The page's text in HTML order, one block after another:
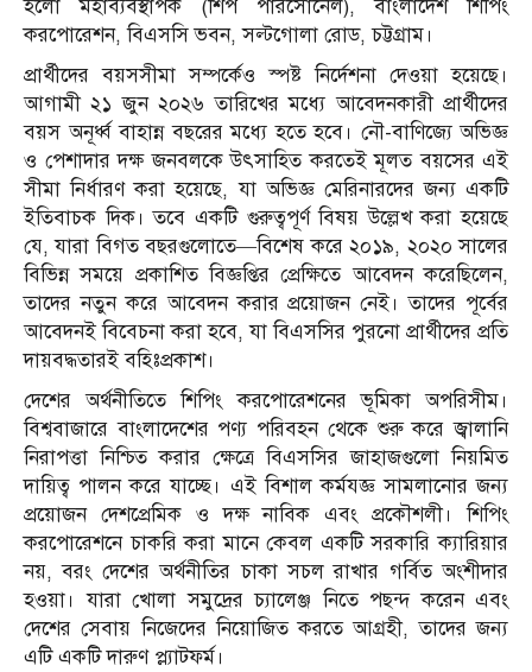
হলো মহাব্যবস্থাপক (শিপ পারসোনেল), বাংলাদেশ শিপিং
করপোরেশন, বিএসসি ভবন, সল্টগোলা রোড, চট্টগ্রাম।
প্রার্থীদের বয়সসীমা সম্পর্কেও স্পষ্ট নির্দেশনা দেওয়া হয়েছে।
আগামী ২১ জুন ২০২৬ তারিখের মধ্যে আবেদনকারী প্রার্থীদের
বয়স অনূর্ধ্ব বাহান্ন বছরের মধ্যে হতে হবে। নৌ-বাণিজ্যে অভিজ্ঞ
ও পেশাদার দক্ষ জনবলকে উৎসাহিত করতেই মূলত বয়সের এই
সীমা নির্ধারণ করা হয়েছে, যা অভিজ্ঞ মেরিনারদের জন্য একটি
ইতিবাচক দিক। তবে একটি গুরুত্বপূর্ণ বিষয় উল্লেখ করা হয়েছে
যে, যারা বিগত বছরগুলোতে—বিশেষ করে ২০১৯, ২০২০ সালের
বিভিন্ন সময়ে প্রকাশিত বিজ্ঞপ্তির প্রেক্ষিতে আবেদন করেছিলেন,
তাদের নতুন করে আবেদন করার প্রয়োজন নেই। তাদের পূর্বের
আবেদনই বিবেচনা করা হবে, যা বিএসসির পুরনো প্রার্থীদের প্রতি
দায়বদ্ধতারই বহিঃপ্রকাশ।
দেশের অর্থনীতিতে শিপিং করপোরেশনের ভূমিকা অপরিসীম।
বিশ্ববাজারে বাংলাদেশের পণ্য পরিবহন থেকে শুরু করে জ্বালানি
নিরাপত্তা নিশ্চিত করার ক্ষেত্রে বিএসসির জাহাজগুলো নিয়মিত
দায়িত্ব পালন করে যাচ্ছে। এই বিশাল কর্মযজ্ঞ সামলানোর জন্য
প্রয়োজন দেশপ্রেমিক ও দক্ষ নাবিক এবং প্রকৌশলী। শিপিং
করপোরেশনে চাকরি করা মানে কেবল একটি সরকারি ক্যারিয়ার
নয়, বরং দেশের অর্থনীতির চাকা সচল রাখার গর্বিত অংশীদার
হওয়া। যারা খোলা সমুদ্রের চ্যালেঞ্জ নিতে পছন্দ করেন এবং
দেশের সেবায় নিজেদের নিয়োজিত করতে আগ্রহী, তাদের জন্য
এটি একটি দারুণ প্ল্যাটফর্ম।